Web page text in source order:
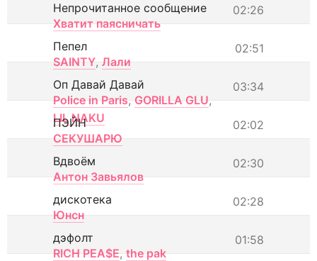
02:26
Непрочитанное сообщение
Хватит паясничать
02:51
Пепел
SAINTY, Лали
03:34
Оп Давай Давай
Police in Paris, GORILLA GLU,
LIL NAKU
02:02
ПЭЙН
СЕКУШАРЮ
02:30
Вдвоём
Антон Завьялов
02:28
дискотека
Юнсн
01:58
дэфолт
RICH PEA$E, the pak